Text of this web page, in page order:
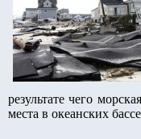
результате чего
места в океанских